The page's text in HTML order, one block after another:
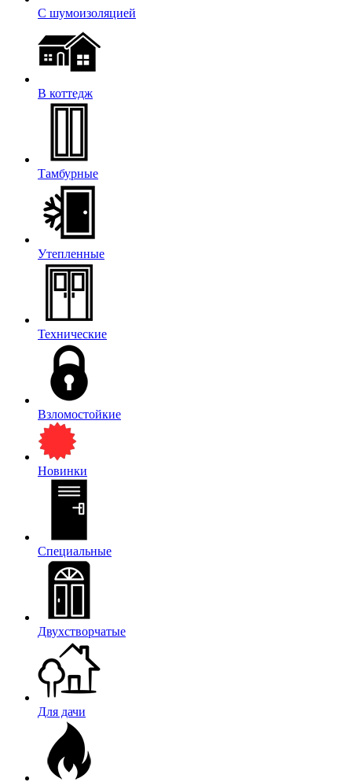
С шумоизоляцией
В коттедж
Тамбурные
Утепленные
Технические
Взломостойкие
Новинки
Специальные
Двухстворчатые
Для дачи